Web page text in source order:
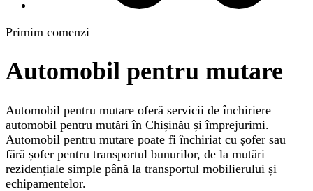
Primim comenzi
Automobil pentru mutare
Automobil pentru mutare oferă servicii de închiriere
automobil pentru mutări în Chișinău și împrejurimi.
Automobil pentru mutare poate fi închiriat cu șofer sau
fără șofer pentru transportul bunurilor, de la mutări
rezidențiale simple până la transportul mobilierului și
echipamentelor.